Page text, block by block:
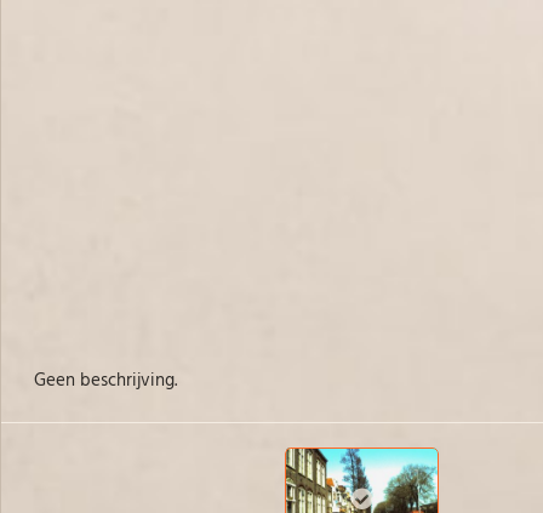
Geen beschrijving.